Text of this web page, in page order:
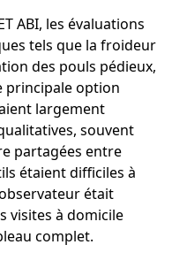
ABI, les évaluations
tels que la froideur
des pouls pédieux,
principale option
largement
souvent
partagées entre
étaient difficiles à
était
visites à domicile
complet.